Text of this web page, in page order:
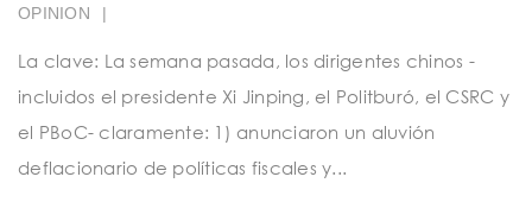
OPINION
|
La clave: La semana pasada, los dirigentes chinos -
incluidos el presidente Xi Jinping, el Politburó, el CSRC y
el PBoC- claramente: 1) anunciaron un aluvión
deflacionario de políticas fiscales y...